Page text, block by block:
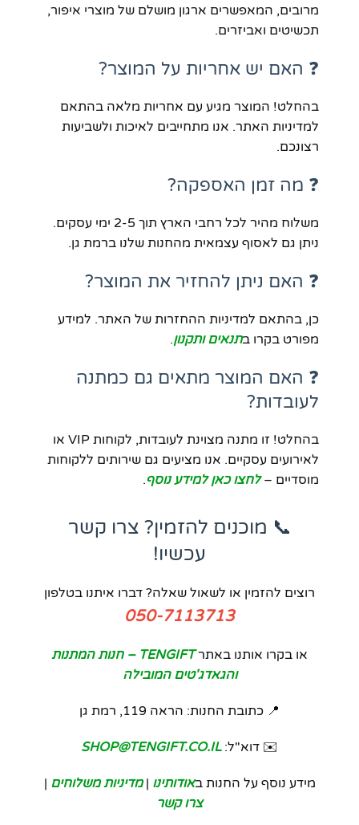
מרובים, המאפשרים ארגון מושלם של מוצרי איפור,
תכשיטים ואביזרים.
❓ האם יש אחריות על המוצר?
בהחלט! המוצר מגיע עם אחריות מלאה בהתאם
למדיניות האתר. אנו מתחייבים לאיכות ולשביעות
רצונכם.
❓ מה זמן האספקה?
משלוח מהיר לכל רחבי הארץ תוך 2-5 ימי עסקים.
ניתן גם לאסוף עצמאית מהחנות שלנו ברמת גן.
❓ האם ניתן להחזיר את המוצר?
כן, בהתאם למדיניות ההחזרות של האתר. למידע
מפורט בקרו בתנאים ותקנון.
❓ האם המוצר מתאים גם כמתנה
לעובדות?
בהחלט! זו מתנה מצוינת לעובדות, לקוחות VIP או
לאירועים עסקיים. אנו מציעים גם שירותים ללקוחות
מוסדיים –לחצו כאן למידע נוסף.
📞 מוכנים להזמין? צרו קשר
עכשיו!
רוצים להזמין או לשאול שאלה? דברו איתנו בטלפון
050-7113713
או בקרו אותנו באתר
TENGIFT – חנות המתנות
והגאדג'טים המובילה
📍 כתובת החנות: הראה 119, רמת גן
✉️ דוא"ל:SHOP@TENGIFT.CO.IL
מידע נוסף על החנות באודותינו |מדיניות משלוחים |
צרו קשר